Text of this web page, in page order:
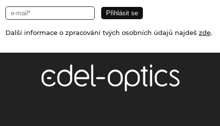
Další informace o zpracování tvých osobních údajů najdeš zde.